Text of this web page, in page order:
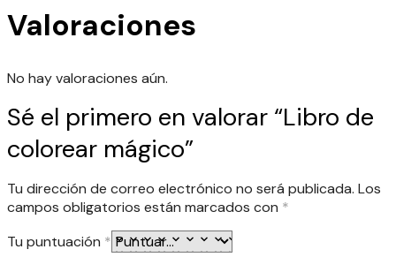
Valoraciones
No hay valoraciones aún.
Sé el primero en valorar “Libro de
colorear mágico”
Tu dirección de correo electrónico no será publicada. Los
campos obligatorios están marcados con *
Tu puntuación *